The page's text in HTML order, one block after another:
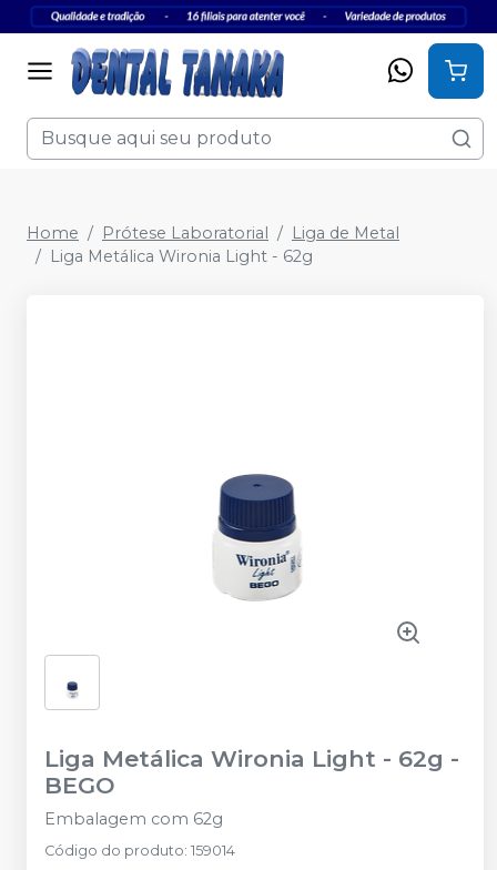
Home Prótese Laboratorial
Liga de Metal
Liga Metálica Wironia Light - 62g
Liga Metálica Wironia Light - 62g -
BEGO
Embalagem com 62g
Código do produto: 159014